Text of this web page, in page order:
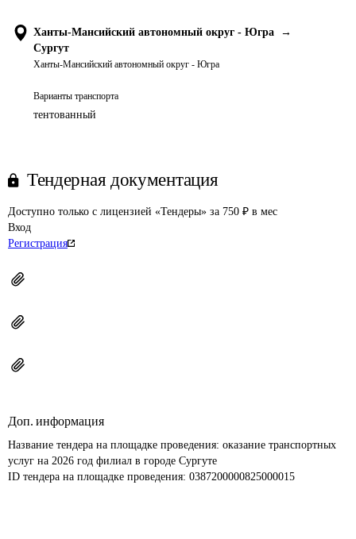
Ханты-Мансийский автономный округ - Югра
→
Сургут
Ханты-Мансийский автономный округ - Югра
Варианты транспорта
тентованный
Тендерная документация
Доступно только с лицензией «Тендеры» за 750 ₽ в мес
Вход
Регистрация
Доп. информация
Название тендера на площадке проведения: оказание транспортных
услуг на 2026 год филиал в городе Сургуте
ID тендера на площадке проведения: 0387200000825000015